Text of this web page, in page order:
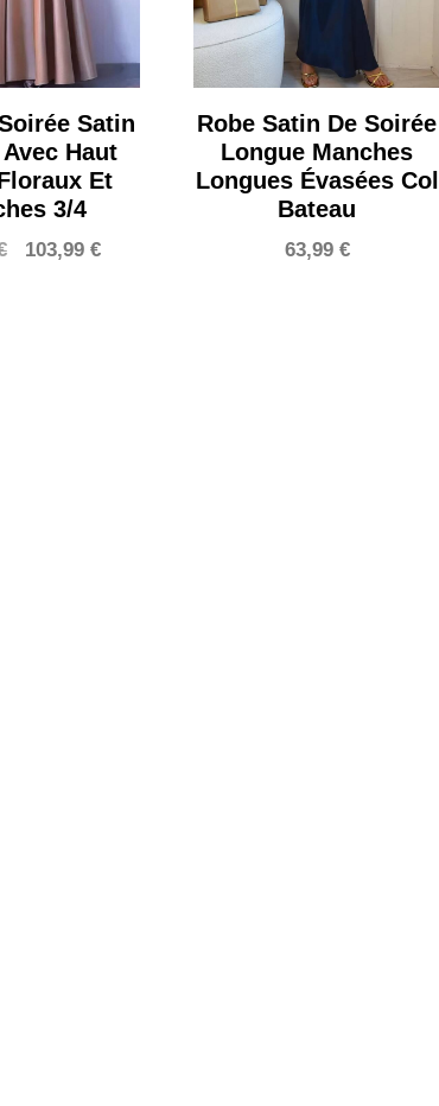
Satin
Haut
Et
3/4
Le
103,99 €Le
Robe Satin De Soirée
Longue Manches
Longues Évasées Col
Bateau
63,99 €